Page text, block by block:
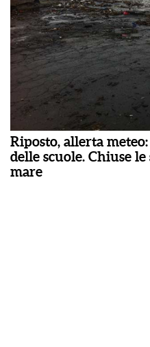
Riposto, allerta
delle scuole. Chiuse
mare